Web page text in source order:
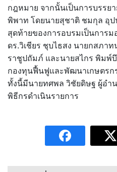
กฎหมาย จากนั้นเป็นการบรรย
พิพาท โดยนายสุชาติ ชมกุล อุป
สุดท้ายของการอบรมเป็นการ
ดร.วิเชียร ชุบไธสง นายกสภา
ราชูปถัมภ์ และนายสไกร พิมพ์
กองทุนฟื้นฟูและพัฒนาเกษตรก
ทั้งนี้มีนายทศพล วิชัยดิษฐ ผู้อำ
พิธีกรดำเนินรายการ